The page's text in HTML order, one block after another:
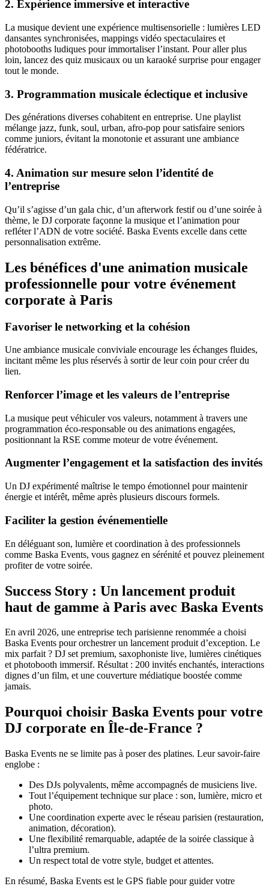
2. Expérience immersive et interactive
La musique devient une expérience multisensorielle : lumières LED
dansantes synchronisées, mappings vidéo spectaculaires et
photobooths ludiques pour immortaliser l’instant. Pour aller plus
loin, lancez des quiz musicaux ou un karaoké surprise pour engager
tout le monde.
3. Programmation musicale éclectique et inclusive
Des générations diverses cohabitent en entreprise. Une playlist
mélange jazz, funk, soul, urban, afro-pop pour satisfaire seniors
comme juniors, évitant la monotonie et assurant une ambiance
fédératrice.
4. Animation sur mesure selon l’identité de
l’entreprise
Qu’il s’agisse d’un gala chic, d’un afterwork festif ou d’une soirée à
thème, le DJ corporate façonne la musique et l’animation pour
refléter l’ADN de votre société. Baska Events excelle dans cette
personnalisation extrême.
Les bénéfices d'une animation musicale
professionnelle pour votre événement
corporate à Paris
Favoriser le networking et la cohésion
Une ambiance musicale conviviale encourage les échanges fluides,
incitant même les plus réservés à sortir de leur coin pour créer du
lien.
Renforcer l’image et les valeurs de l’entreprise
La musique peut véhiculer vos valeurs, notamment à travers une
programmation éco-responsable ou des animations engagées,
positionnant la RSE comme moteur de votre événement.
Augmenter l’engagement et la satisfaction des invités
Un DJ expérimenté maîtrise le tempo émotionnel pour maintenir
énergie et intérêt, même après plusieurs discours formels.
Faciliter la gestion événementielle
En déléguant son, lumière et coordination à des professionnels
comme Baska Events, vous gagnez en sérénité et pouvez pleinement
profiter de votre soirée.
Success Story : Un lancement produit
haut de gamme à Paris avec Baska Events
En avril 2026, une entreprise tech parisienne renommée a choisi
Baska Events pour orchestrer un lancement produit d’exception. Le
mix parfait ? DJ set premium, saxophoniste live, lumières cinétiques
et photobooth immersif. Résultat : 200 invités enchantés, interactions
dignes d’un film, et une couverture médiatique boostée comme
jamais.
Pourquoi choisir Baska Events pour votre
DJ corporate en Île-de-France ?
Baska Events ne se limite pas à poser des platines. Leur savoir-faire
englobe :
Des DJs polyvalents, même accompagnés de musiciens live.
Tout l’équipement technique sur place : son, lumière, micro et
photo.
Une coordination experte avec le réseau parisien (restauration,
animation, décoration).
Une flexibilité remarquable, adaptée de la soirée classique à
l’ultra premium.
Un respect total de votre style, budget et attentes.
En résumé, Baska Events est le GPS fiable pour guider votre